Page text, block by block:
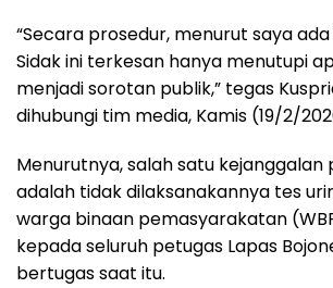
“Secara prosedur, menurut saya
Sidak ini terkesan hanya menutupi
menjadi sorotan publik,” tegas
dihubungi tim media, Kamis (19/2/
Menurutnya, salah satu
adalah tidak dilaksanakannya tes
warga binaan pemasyarakatan
kepada seluruh petugas Lapas
bertugas saat itu.